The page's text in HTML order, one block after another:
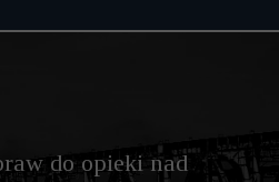
do opieki nad